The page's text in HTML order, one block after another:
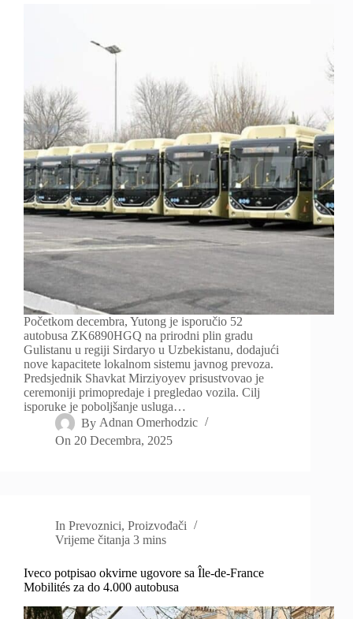
Početkom decembra, Yutong je isporučio 52
autobusa ZK6890HGQ na prirodni plin gradu
Gulistanu u regiji Sirdaryo u Uzbekistanu, dodajući
nove kapacitete lokalnom sistemu javnog prevoza.
Predsjednik Shavkat Mirziyoyev prisustvovao je
ceremoniji primopredaje i pregledao vozila. Cilj
isporuke je poboljšanje usluga…
By Adnan Omerhodzic
On 20 Decembra, 2025
In Prevoznici,Proizvođači
Vrijeme čitanja 3 mins
Iveco potpisao okvirne ugovore sa Île-de-France
Mobilités za do 4.000 autobusa